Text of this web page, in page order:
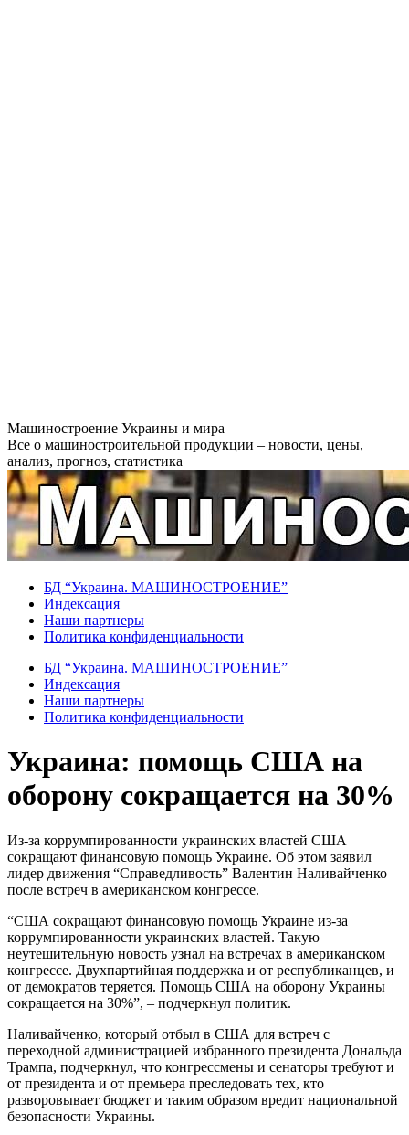
Перейти
к
содержанию
Машиностроение Украины и мира
Все о машиностроительной продукции – новости, цены,
анализ, прогноз, статистика
БД “Украина. МАШИНОСТРОЕНИЕ”
Индекcация
Наши партнеры
Политика конфиденциальности
БД “Украина. МАШИНОСТРОЕНИЕ”
Индекcация
Наши партнеры
Политика конфиденциальности
Украина: помощь США на
оборону сокращается на 30%
Из-за коррумпированности украинских властей США
сокращают финансовую помощь Украине. Об этом заявил
лидер движения “Справедливость” Валентин Наливайченко
после встреч в американском конгрессе.
“США сокращают финансовую помощь Украине из-за
коррумпированности украинских властей. Такую
неутешительную новость узнал на встречах в американском
конгрессе. Двухпартийная поддержка и от республиканцев, и
от демократов теряется. Помощь США на оборону Украины
сокращается на 30%”, – подчеркнул политик.
Наливайченко, который отбыл в США для встреч с
переходной администрацией избранного президента Дональда
Трампа, подчеркнул, что конгрессмены и сенаторы требуют и
от президента и от премьера преследовать тех, кто
разворовывает бюджет и таким образом вредит национальной
безопасности Украины.